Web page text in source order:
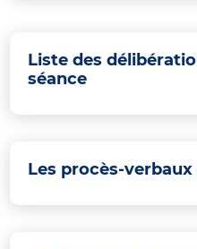
Liste des
séance
Les procès-verbaux